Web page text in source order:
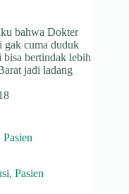
bahwa Dokter
gak cuma duduk
bertindak lebih
jadi ladang